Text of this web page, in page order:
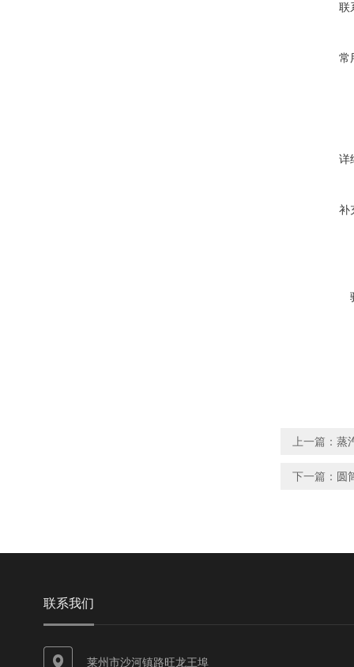
联
常
详
补
上一篇： 蒸
下一篇： 圆
联系我们
莱州市沙河镇路旺龙王埠